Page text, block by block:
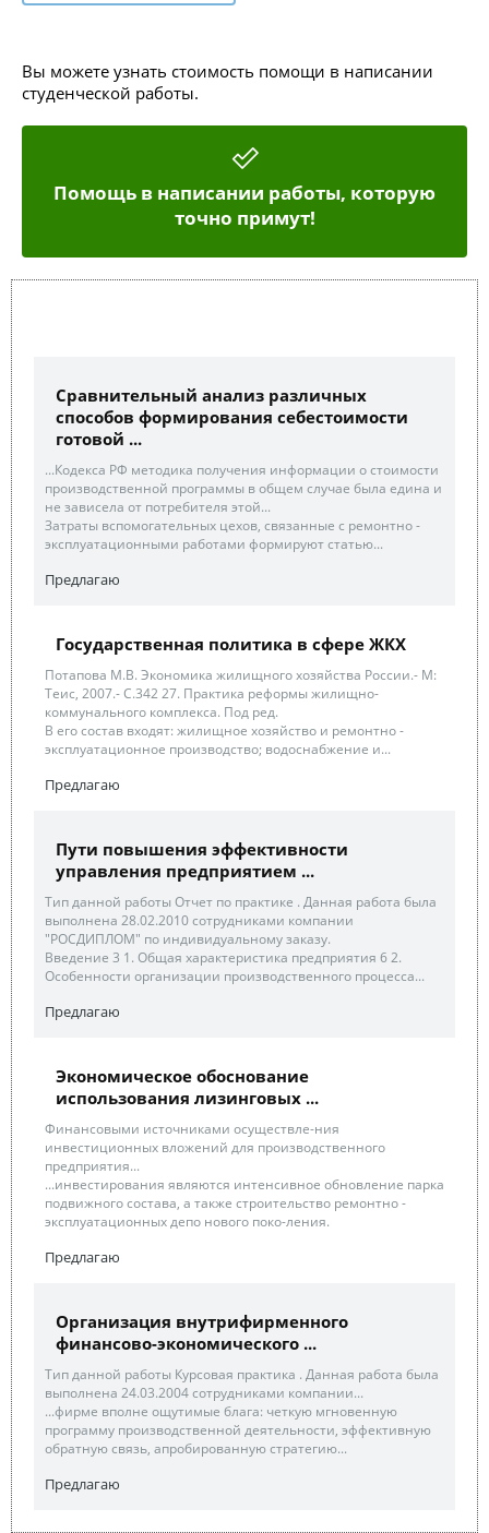
Вы можете узнать стоимость помощи в написании
студенческой работы.
Помощь в написании работы, которую
точно примут!
Сравнительный анализ различных
способов формирования себестоимости
готовой ...
...Кодекса РФ методика получения информации о стоимости
производственной программы в общем случае была едина и
не зависела от потребителя этой...
Затраты вспомогательных цехов, связанные с ремонтно -
эксплуатационными работами формируют статью...
Предлагаю
Государственная политика в сфере ЖКХ
Потапова М.В. Экономика жилищного хозяйства России.- М:
Теис, 2007.- С.342 27. Практика реформы жилищно-
коммунального комплекса. Под ред.
В его состав входят: жилищное хозяйство и ремонтно -
эксплуатационное производство; водоснабжение и...
Предлагаю
Пути повышения эффективности
управления предприятием ...
Тип данной работы Отчет по практике . Данная работа была
выполнена 28.02.2010 сотрудниками компании
"РОСДИПЛОМ" по индивидуальному заказу.
Введение 3 1. Общая характеристика предприятия 6 2.
Особенности организации производственного процесса...
Предлагаю
Экономическое обоснование
использования лизинговых ...
Финансовыми источниками осуществле-ния
инвестиционных вложений для производственного
предприятия...
...инвестирования являются интенсивное обновление парка
подвижного состава, а также строительство ремонтно -
эксплуатационных депо нового поко-ления.
Предлагаю
Организация внутрифирменного
финансово-экономического ...
Тип данной работы Курсовая практика . Данная работа была
выполнена 24.03.2004 сотрудниками компании...
...фирме вполне ощутимые блага: четкую мгновенную
программу производственной деятельности, эффективную
обратную связь, апробированную стратегию...
Предлагаю